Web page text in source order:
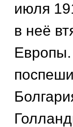
июля
в неё